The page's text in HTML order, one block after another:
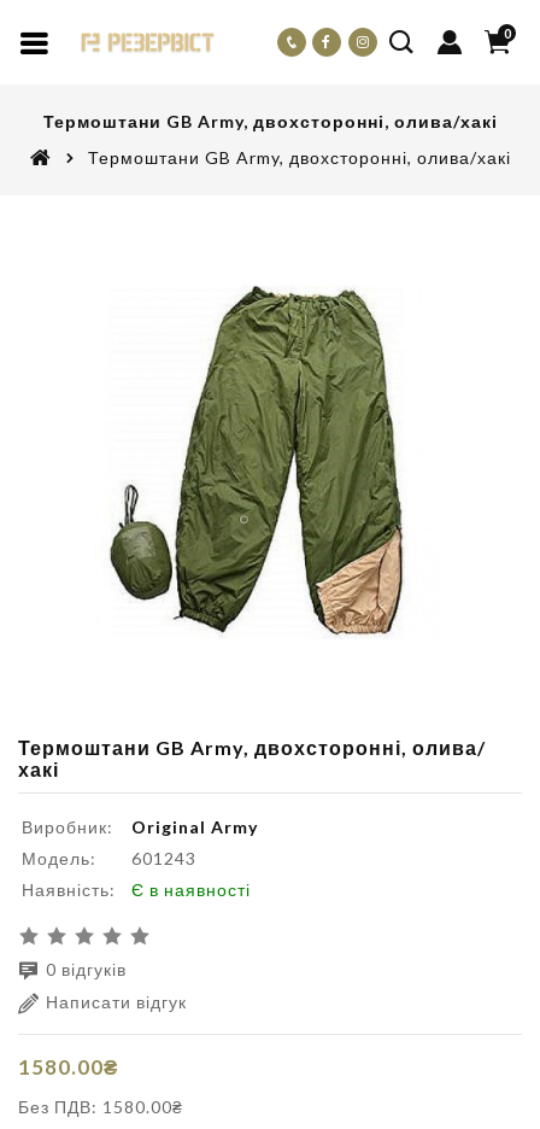
0
Термоштани GB Army, двохсторонні, олива/хакі
Термоштани GB Army, двохсторонні, олива/хакі
Термоштани GB Army, двохсторонні, олива/
хакі
Виробник:
Original Army
Модель:
601243
Наявність:
Є в наявності
0 відгуків
Написати відгук
1580.00₴
Без ПДВ: 1580.00₴